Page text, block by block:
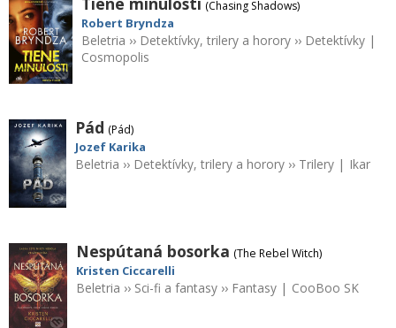
(Chasing Shadows)
Robert Bryndza
Beletria ›› Detektívky, trilery a horory›› Detektívky|
Cosmopolis
Pád (Pád)
Jozef Karika
Beletria ›› Detektívky, trilery a horory›› Trilery| Ikar
Nespútaná bosorka (The Rebel Witch)
Kristen Ciccarelli
Beletria ›› Sci-fi a fantasy›› Fantasy| CooBoo SK